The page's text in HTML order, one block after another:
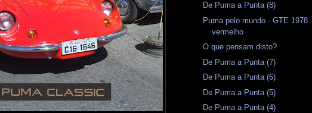
De Puma a Punta (8)
Puma pelo mundo - GTE 1978
vermelho
O que pensam disto?
De Puma a Punta (7)
De Puma a Punta (6)
De Puma a Punta (5)
De Puma a Punta (4)